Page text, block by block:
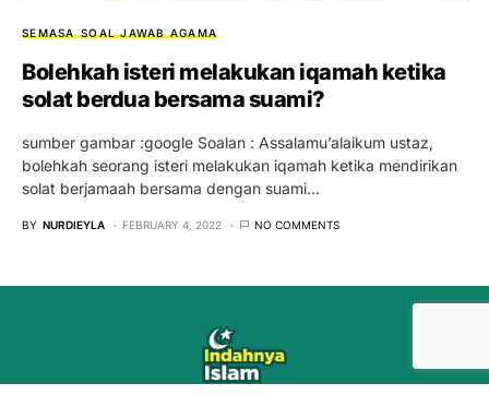
SEMASA SOAL JAWAB AGAMA
Bolehkah isteri melakukan iqamah ketika
solat berdua bersama suami?
sumber gambar :google Soalan : Assalamu’alaikum ustaz,
bolehkah seorang isteri melakukan iqamah ketika mendirikan
solat berjamaah bersama dengan suami…
BY NURDIEYLA FEBRUARY 4, 2022 NO COMMENTS